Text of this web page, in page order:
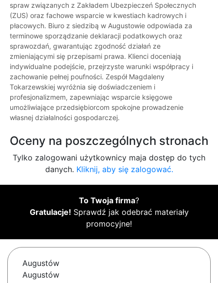
spraw związanych z Zakładem Ubezpieczeń Społecznych
(ZUS) oraz fachowe wsparcie w kwestiach kadrowych i
płacowych. Biuro z siedzibą w Augustowie odpowiada za
terminowe sporządzanie deklaracji podatkowych oraz
sprawozdań, gwarantując zgodność działań ze
zmieniającymi się przepisami prawa. Klienci doceniają
indywidualne podejście, przejrzyste warunki współpracy i
zachowanie pełnej poufności. Zespół Magdaleny
Tokarzewskiej wyróżnia się doświadczeniem i
profesjonalizmem, zapewniając wsparcie księgowe
umożliwiające przedsiębiorcom spokojne prowadzenie
własnej działalności gospodarczej.
Oceny na poszczególnych stronach
Tylko zalogowani użytkownicy maja dostęp do tych
danych. Kliknij, aby się zalogować.
To Twoja firma?
Gratulacje! Sprawdź jak odebrać materiały
promocyjne!
Augustów
Augustów